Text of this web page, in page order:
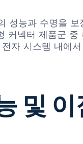
성능과 수명을
넥터 제품군 중
자 시스템 내에
및 이